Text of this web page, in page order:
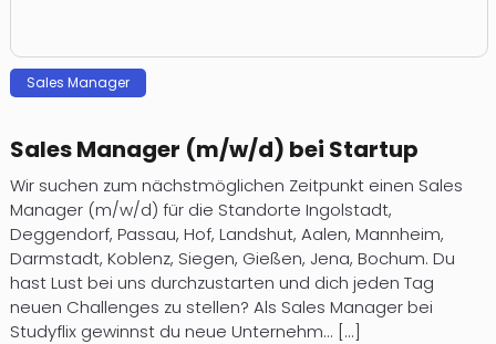
Sales Manager
Sales Manager (m/w/d) bei Startup
Wir suchen zum nächstmöglichen Zeitpunkt einen Sales
Manager (m/w/d) für die Standorte Ingolstadt,
Deggendorf, Passau, Hof, Landshut, Aalen, Mannheim,
Darmstadt, Koblenz, Siegen, Gießen, Jena, Bochum. Du
hast Lust bei uns durchzustarten und dich jeden Tag
neuen Challenges zu stellen? Als Sales Manager bei
Studyflix gewinnst du neue Unternehm... [...]